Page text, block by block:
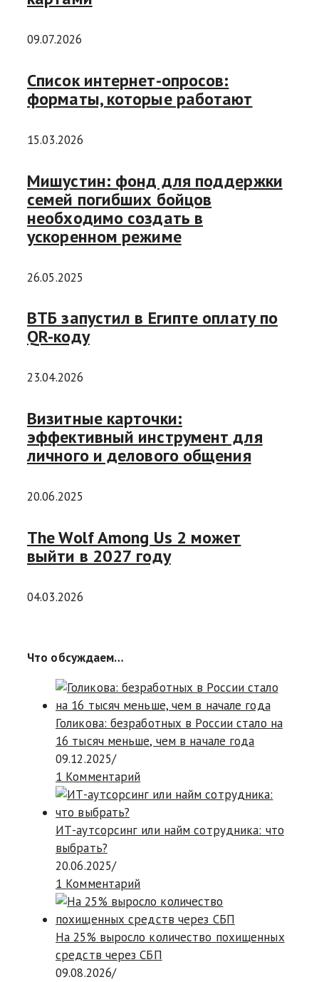
09.07.2026
Список интернет-опросов:
форматы, которые работают
15.03.2026
Мишустин: фонд для поддержки
семей погибших бойцов
необходимо создать в
ускоренном режиме
26.05.2025
ВТБ запустил в Египте оплату по
QR-коду
23.04.2026
Визитные карточки:
эффективный инструмент для
личного и делового общения
20.06.2025
The Wolf Among Us 2 может
выйти в 2027 году
04.03.2026
Что обсуждаем…
Голикова: безработных в России стало на
16 тысяч меньше, чем в начале года
09.12.2025/
1 Комментарий
ИТ-аутсорсинг или найм сотрудника: что
выбрать?
20.06.2025/
1 Комментарий
На 25% выросло количество похищенных
средств через СБП
09.08.2026/